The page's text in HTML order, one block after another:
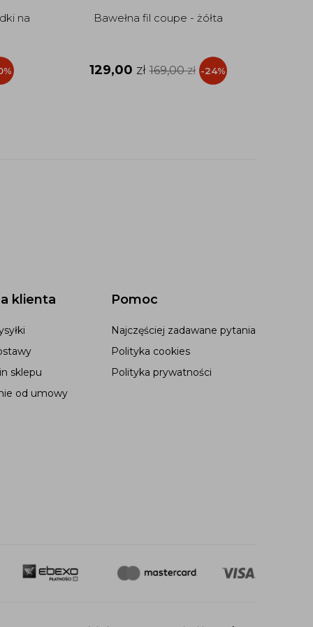
na
Bawełna fil coupe - żółta
129,00 zł 169,00zł -24%
klienta
sklepu
od umowy
Pomoc
Najczęściej zadawane pytania
Polityka cookies
Polityka prywatności